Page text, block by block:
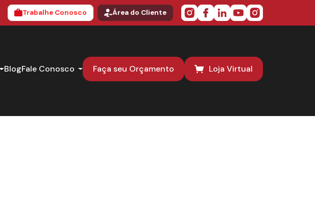
Trabalhe Conosco Área do Cliente
BlogFale Conosco Faça seu Orçamento Loja Virtual